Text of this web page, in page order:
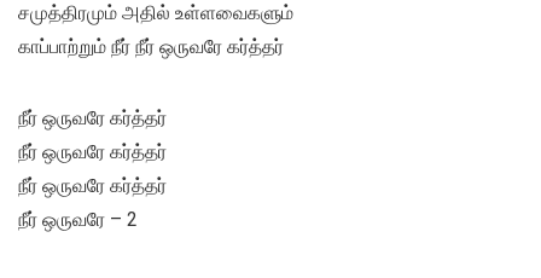
சமுத்திரமும் அதில் உள்ளவைகளும்
காப்பாற்றும் நீர் நீர் ஒருவரே கர்த்தர்
நீர் ஒருவரே கர்த்தர்
நீர் ஒருவரே கர்த்தர்
நீர் ஒருவரே கர்த்தர்
நீர் ஒருவரே – 2